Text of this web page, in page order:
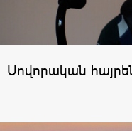
Սովորական